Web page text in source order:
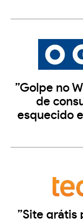
”Golpe no
de
esquecido
”Site grátis